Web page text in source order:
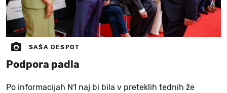
SAŠA DESPOT
Podpora padla
Po informacijah N1 naj bi bila v preteklih tednih že